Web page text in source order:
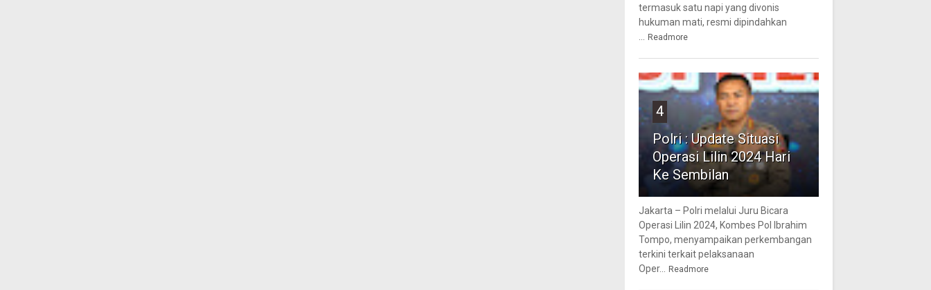
termasuk satu napi yang divonis
hukuman mati, resmi dipindahkan
... Readmore
4
Polri : Update Situasi
Operasi Lilin 2024 Hari
Ke Sembilan
Jakarta – Polri melalui Juru Bicara
Operasi Lilin 2024, Kombes Pol Ibrahim
Tompo, menyampaikan perkembangan
terkini terkait pelaksanaan
Oper... Readmore